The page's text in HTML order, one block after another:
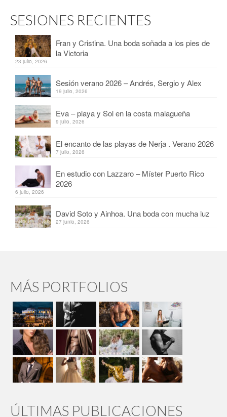
SESIONES RECIENTES
Fran y Cristina. Una boda soñada a los pies de
la Victoria
23 julio, 2026
Sesión verano 2026 – Andrés, Sergio y Alex
19 julio, 2026
Eva – playa y Sol en la costa malagueña
9 julio, 2026
El encanto de las playas de Nerja . Verano 2026
7 julio, 2026
En estudio con Lazzaro – Míster Puerto Rico
2026
6 julio, 2026
David Soto y Ainhoa. Una boda con mucha luz
27 junio, 2026
MÁS PORTFOLIOS
ÚLTIMAS PUBLICACIONES